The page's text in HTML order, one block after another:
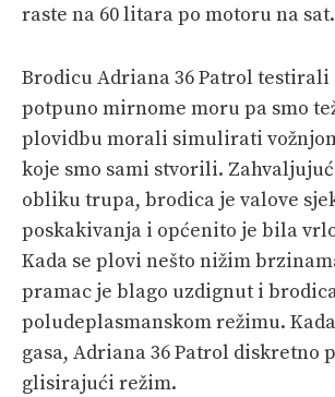
raste na 60 litara po motoru na sat.
Brodicu Adriana 36 Patrol testirali
potpuno mirnome moru pa smo
plovidbu morali simulirati
koje smo sami stvorili.
obliku trupa, brodica je valove
poskakivanja i općenito je bila
Kada se plovi nešto nižim
pramac je blago uzdignut i
poludeplasmanskom režimu.
gasa, Adriana 36 Patrol diskretno
glisirajući režim.